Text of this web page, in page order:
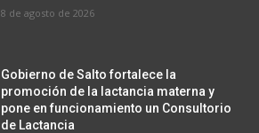
8 de agosto de 2026
Gobierno de Salto fortalece la
promoción de la lactancia materna y
pone en funcionamiento un Consultorio
de Lactancia